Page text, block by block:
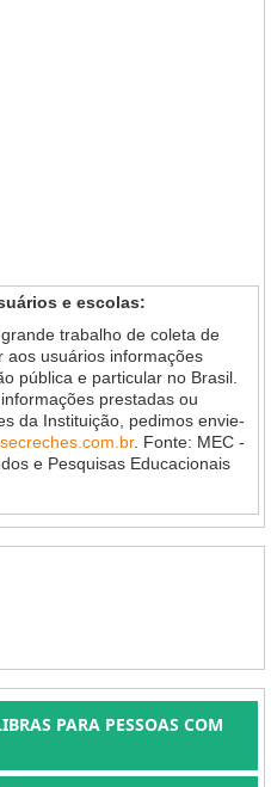
e escolas:
trabalho de coleta de
aos usuários informações
pública e particular no Brasil.
prestadas ou
da Instituição, pedimos envie-
. Fonte: MEC -
e Pesquisas Educacionais
PARA PESSOAS COM